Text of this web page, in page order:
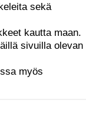
sekä
kautta maan.
sivuilla olevan
myös